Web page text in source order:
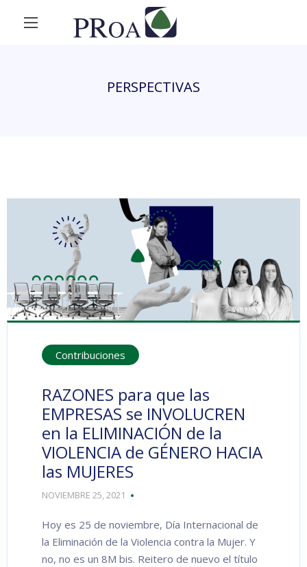
PERSPECTIVAS
Contribuciones
RAZONES para que las
EMPRESAS se INVOLUCREN
en la ELIMINACIÓN de la
VIOLENCIA de GÉNERO HACIA
las MUJERES
NOVIEMBRE 25, 2021
Hoy es 25 de noviembre, Día Internacional de
la Eliminación de la Violencia contra la Mujer. Y
no, no es un 8M bis. Reitero de nuevo el título